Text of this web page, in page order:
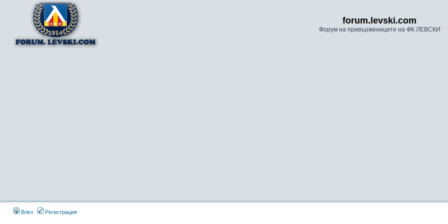
forum.levski.com
Форум на привържениците на ФК ЛЕВСКИ
Влез Регистрация